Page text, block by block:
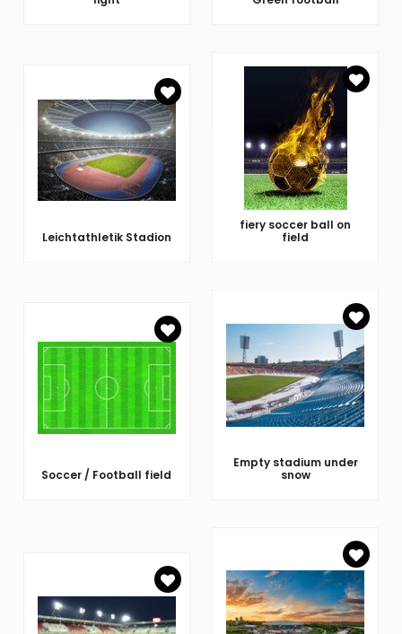
Leichtathletik Stadion
fiery soccer ball on
field
Soccer / Football field
Empty stadium under
snow